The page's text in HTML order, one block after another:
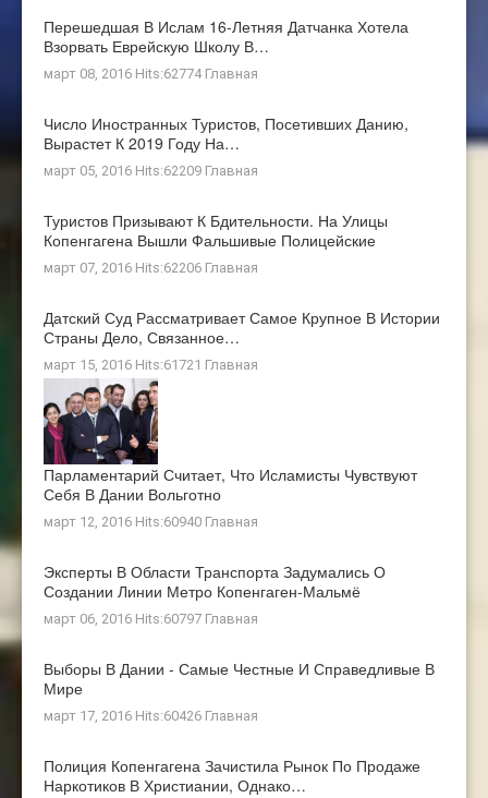
Перешедшая В Ислам 16-Летняя Датчанка Хотела
Взорвать Еврейскую Школу В…
март 08, 2016 Hits:62774 Главная
Число Иностранных Туристов, Посетивших Данию,
Вырастет К 2019 Году На…
март 05, 2016 Hits:62209 Главная
Туристов Призывают К Бдительности. На Улицы
Копенгагена Вышли Фальшивые Полицейские
март 07, 2016 Hits:62206 Главная
Датский Суд Рассматривает Самое Крупное В Истории
Страны Дело, Связанное…
март 15, 2016 Hits:61721 Главная
Парламентарий Считает, Что Исламисты Чувствуют
Себя В Дании Вольготно
март 12, 2016 Hits:60940 Главная
Эксперты В Области Транспорта Задумались О
Создании Линии Метро Копенгаген-Мальмё
март 06, 2016 Hits:60797 Главная
Выборы В Дании - Самые Честные И Справедливые В
Мире
март 17, 2016 Hits:60426 Главная
Полиция Копенгагена Зачистила Рынок По Продаже
Наркотиков В Христиании, Однако…